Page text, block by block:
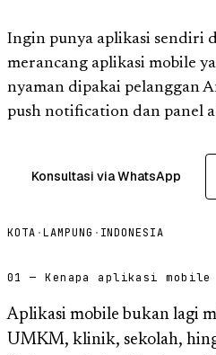
Ingin punya aplikasi sendiri
merancang aplikasi mobile
nyaman dipakai pelanggan
push notification dan panel
Konsultasi via WhatsApp
KOTA ·LAMPUNG · INDONESIA
01 — Kenapa aplikasi mobile
Aplikasi mobile bukan lagi
UMKM, klinik, sekolah,